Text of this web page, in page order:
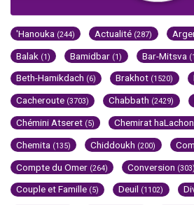
'Hanouka (244) Actualité (287)
Balak (1) Bamidbar (1) Bar-Mitsva
Beth-Hamikdach (6) Brakhot (1520)
Cacheroute (3703) Chabbath (2429)
Chémini Atseret (5) Chemirat
Chemita (135) Chiddoukh (200)
Compte du Omer (264) Conversion (303)
Couple et Famille (5) Deuil (1102)